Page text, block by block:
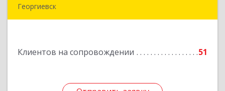
Георгиевск
Клиентов на сопровождении 51